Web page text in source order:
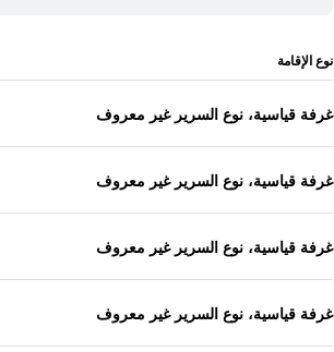
نوع الإقامة
غرفة قياسية، نوع السرير غير معروف
غرفة قياسية، نوع السرير غير معروف
غرفة قياسية، نوع السرير غير معروف
غرفة قياسية، نوع السرير غير معروف